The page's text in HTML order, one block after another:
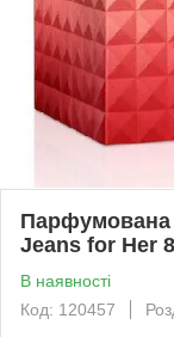
Парфумована
Jeans for Her
В наявності
Код: 120457